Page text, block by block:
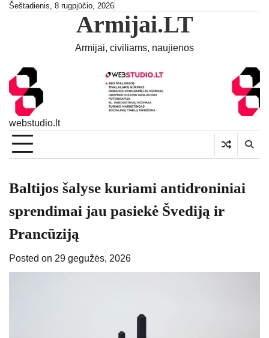
SkipŠeštadienis, 8 rugpjūčio, 2026
Armijai.LT
Armijai, civiliams, naujienos
webstudio.lt
Baltijos šalyse kuriami antidroniniai
sprendimai jau pasiekė Švediją ir
Prancūziją
Posted on 29 gegužės, 2026